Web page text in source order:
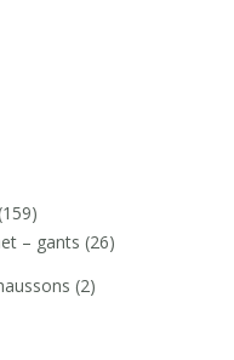
– gants (26)
(2)